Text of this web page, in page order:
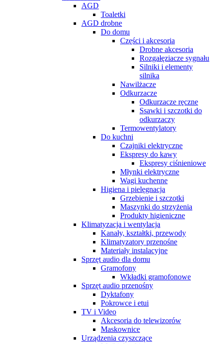
AGD
Toaletki
AGD drobne
Do domu
Części i akcesoria
Drobne akcesoria
Rozgałęziacze sygnału
Silniki i elementy
silnika
Nawilżacze
Odkurzacze
Odkurzacze ręczne
Ssawki i szczotki do
odkurzaczy
Termowentylatory
Do kuchni
Czajniki elektryczne
Ekspresy do kawy
Ekspresy ciśnieniowe
Młynki elektryczne
Wagi kuchenne
Higiena i pielęgnacja
Grzebienie i szczotki
Maszynki do strzyżenia
Produkty higieniczne
Klimatyzacja i wentylacja
Kanały, kształtki, przewody
Klimatyzatory przenośne
Materiały instalacyjne
Sprzęt audio dla domu
Gramofony
Wkładki gramofonowe
Sprzęt audio przenośny
Dyktafony
Pokrowce i etui
TV i Video
Akcesoria do telewizorów
Maskownice
Urządzenia czyszczące